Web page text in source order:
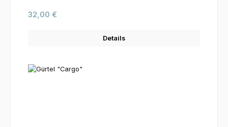
Regulärer Preis:
32,00 €
Details